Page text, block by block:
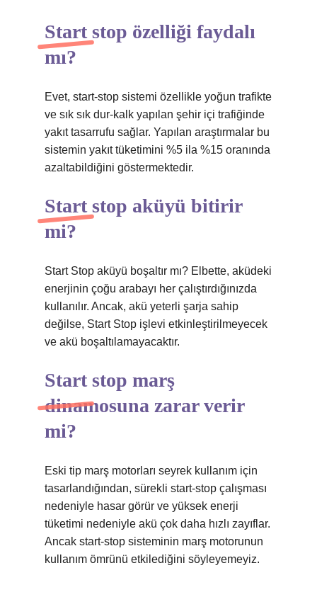
Start stop özelliği faydalı
mı?
Evet, start-stop sistemi özellikle yoğun trafikte
ve sık sık dur-kalk yapılan şehir içi trafiğinde
yakıt tasarrufu sağlar. Yapılan araştırmalar bu
sistemin yakıt tüketimini %5 ila %15 oranında
azaltabildiğini göstermektedir.
Start stop aküyü bitirir
mi?
Start Stop aküyü boşaltır mı? Elbette, aküdeki
enerjinin çoğu arabayı her çalıştırdığınızda
kullanılır. Ancak, akü yeterli şarja sahip
değilse, Start Stop işlevi etkinleştirilmeyecek
ve akü boşaltılamayacaktır.
Start stop marş
dinamosuna zarar verir
mi?
Eski tip marş motorları seyrek kullanım için
tasarlandığından, sürekli start-stop çalışması
nedeniyle hasar görür ve yüksek enerji
tüketimi nedeniyle akü çok daha hızlı zayıflar.
Ancak start-stop sisteminin marş motorunun
kullanım ömrünü etkilediğini söyleyemeyiz.